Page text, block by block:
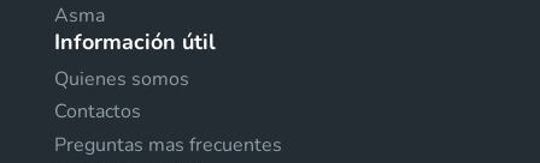
Asma
Información útil
Quienes somos
Contactos
Preguntas mas frecuentes